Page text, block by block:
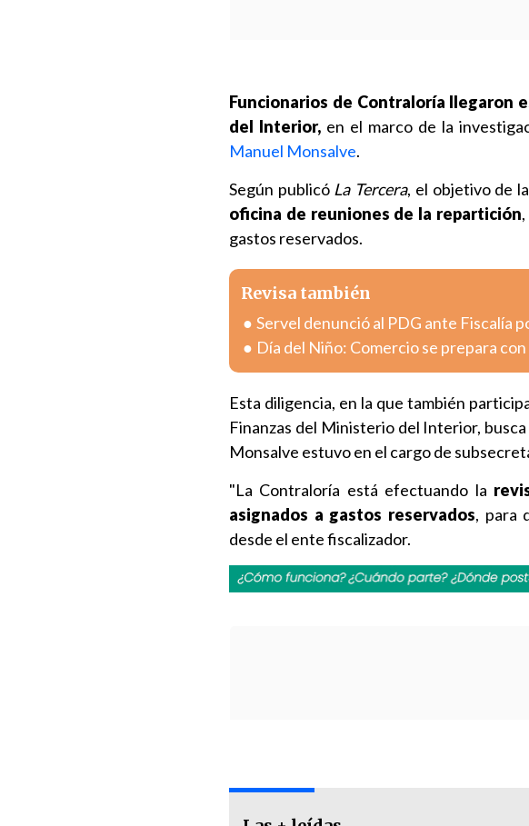
Funcionarios de Contraloría llegaron
del Interior, en el marco de la
Manuel Monsalve.
Según publicó La Tercera, el objetivo de
oficina de reuniones de la repartición
gastos reservados.
Revisa también
Servel denunció al PDG ante Fiscalía
Día del Niño: Comercio se prepara
Esta diligencia, en la que también
Finanzas del Ministerio del Interior,
Monsalve estuvo en el cargo de
"La Contraloría está efectuando la
asignados a gastos reservados, para
desde el ente fiscalizador.